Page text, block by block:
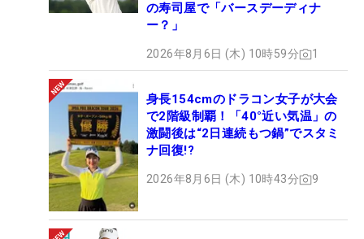
の寿司屋で「バースデーディナ
ー？」
2026年8月6日 (木) 10時59分 1
身長154cmのドラコン女子が大会
で2階級制覇！「40°近い気温」の
激闘後は“2日連続もつ鍋”でスタミ
ナ回復!?
2026年8月6日 (木) 10時43分 9